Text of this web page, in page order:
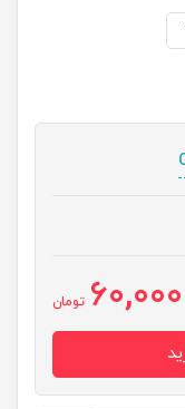
60,000 تومان